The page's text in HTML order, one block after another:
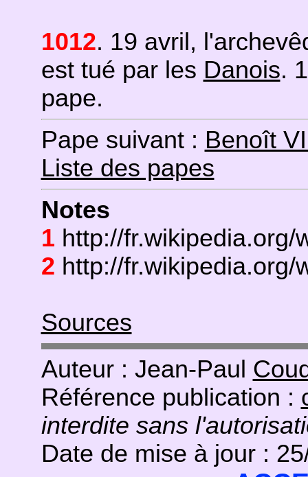
1012. 19 avril,
est tué par les Danois.
pape.
Pape suivant : Benoît
Liste des papes
Notes
1 http://
2 http://fr.wikipedia.org/
Sources
Auteur : Jean-Paul
Référence publication :
interdite sans
Date de mise à jour :